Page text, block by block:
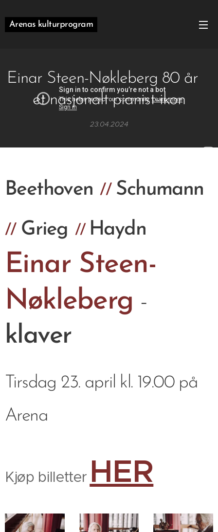
Arenas kulturprogram
Einar Steen-Nøkleberg 80 år
et nasjonalt pianist-ikon
23.04.2024
Beethoven // Schumann
// Grieg // Haydn
Einar Steen-
Nøkleberg -
klaver
Tirsdag 23. april kl. 19.00 på
Arena
Kjøp billetter HER